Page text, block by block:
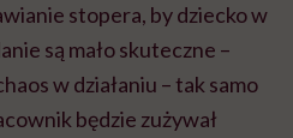
stopera, by dziecko w
są mało skuteczne –
w działaniu – tak samo
będzie zużywał